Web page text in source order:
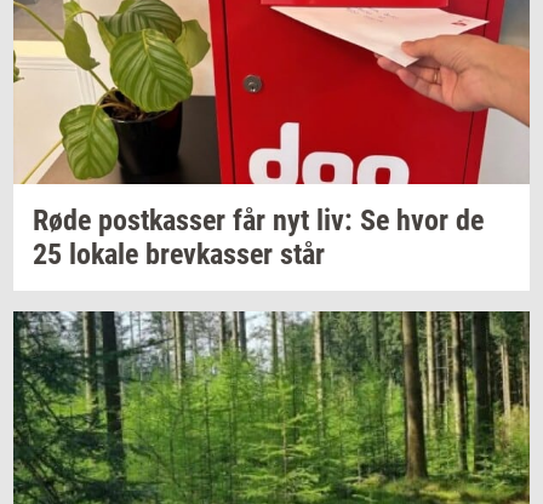
Røde po­st­kas­ser får nyt liv: Se hvor de
25 lo­ka­le brev­kas­ser står